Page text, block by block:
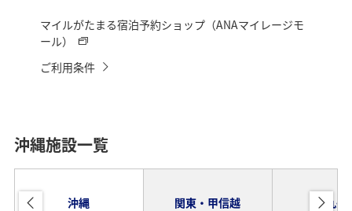
マイルがたまる宿泊予約ショップ（ANAマイレージモ
ール）
ご利用条件
沖縄施設一覧
沖縄 関東・甲信越 九州